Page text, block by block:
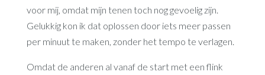
voor mij, omdat mijn tenen toch nog gevoelig zijn.
Gelukkig kon ik dat oplossen door iets meer passen
per minuut te maken, zonder het tempo te verlagen.
Omdat de anderen al vanaf de start met een flink